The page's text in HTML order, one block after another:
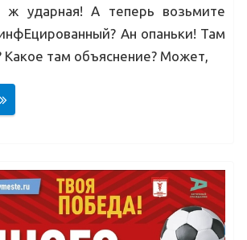
ударная! А теперь возьмите
Ан опаньки! Там
Какое там объяснение? Может,